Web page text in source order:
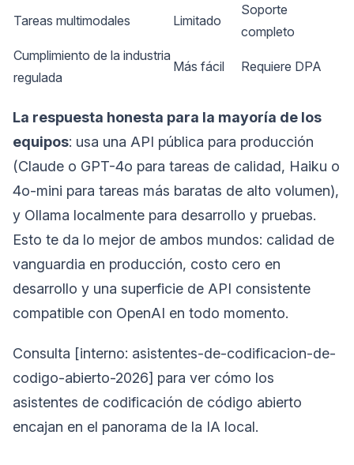
Tareas multimodales Limitado
Soporte
completo
Cumplimiento de la industria
regulada
Más fácil Requiere DPA
La respuesta honesta para la mayoría de los
equipos: usa una API pública para producción
(Claude o GPT-4o para tareas de calidad, Haiku o
4o-mini para tareas más baratas de alto volumen),
y Ollama localmente para desarrollo y pruebas.
Esto te da lo mejor de ambos mundos: calidad de
vanguardia en producción, costo cero en
desarrollo y una superficie de API consistente
compatible con OpenAI en todo momento.
Consulta [interno: asistentes-de-codificacion-de-
codigo-abierto-2026] para ver cómo los
asistentes de codificación de código abierto
encajan en el panorama de la IA local.